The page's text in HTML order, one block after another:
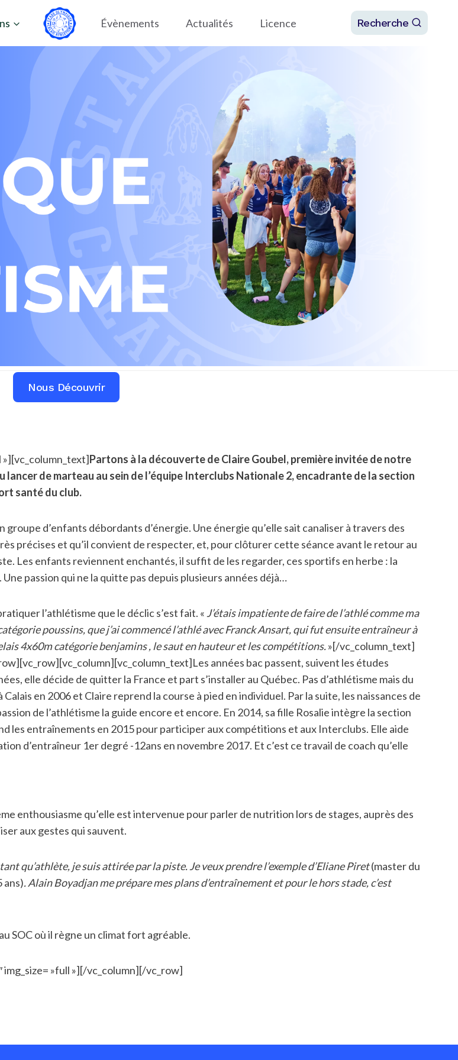
Évènements Actualités Licence Recherche
Nous Découvrir
»][vc_column_text]Partons à la découverte de Claire Goubel, première invitée de notre
lancer de marteau au sein de l’équipe Interclubs Nationale 2, encadrante de la section
santé du club.
d’enfants débordants d’énergie. Une énergie qu’elle sait canaliser à travers des
précises et qu’il convient de respecter, et, pour clôturer cette séance avant le retour au
Les enfants reviennent enchantés, il suffit de les regarder, ces sportifs en herbe : la
passion qui ne la quitte pas depuis plusieurs années déjà…
l’athlétisme que le déclic s’est fait. « J’étais impatiente de faire de l’athlé comme ma
poussins, que j’ai commencé l’athlé avec Franck Ansart, qui fut ensuite entraîneur à
4x60m catégorie benjamins , le saut en hauteur et les compétitions.»[/vc_column_text]
années bac passent, suivent les études
elle décide de quitter la France et part s’installer au Québec. Pas d’athlétisme mais du
en 2006 et Claire reprend la course à pied en individuel. Par la suite, les naissances de
de l’athlétisme la guide encore et encore. En 2014, sa fille Rosalie intègre la section
les entraînements en 2015 pour participer aux compétitions et aux Interclubs. Elle aide
d’entraîneur 1er degré -12ans en novembre 2017. Et c’est ce travail de coach qu’elle
enthousiasme qu’elle est intervenue pour parler de nutrition lors de stages, auprès des
aux gestes qui sauvent.
qu’athlète, je suis attirée par la piste. Je veux prendre l’exemple d’Eliane Piret(master du
ans). Alain Boyadjan me prépare mes plans d’entraînement et pour le hors stade, c’est
SOC où il règne un climat fort agréable.
img_size= »full »][/vc_column][/vc_row]